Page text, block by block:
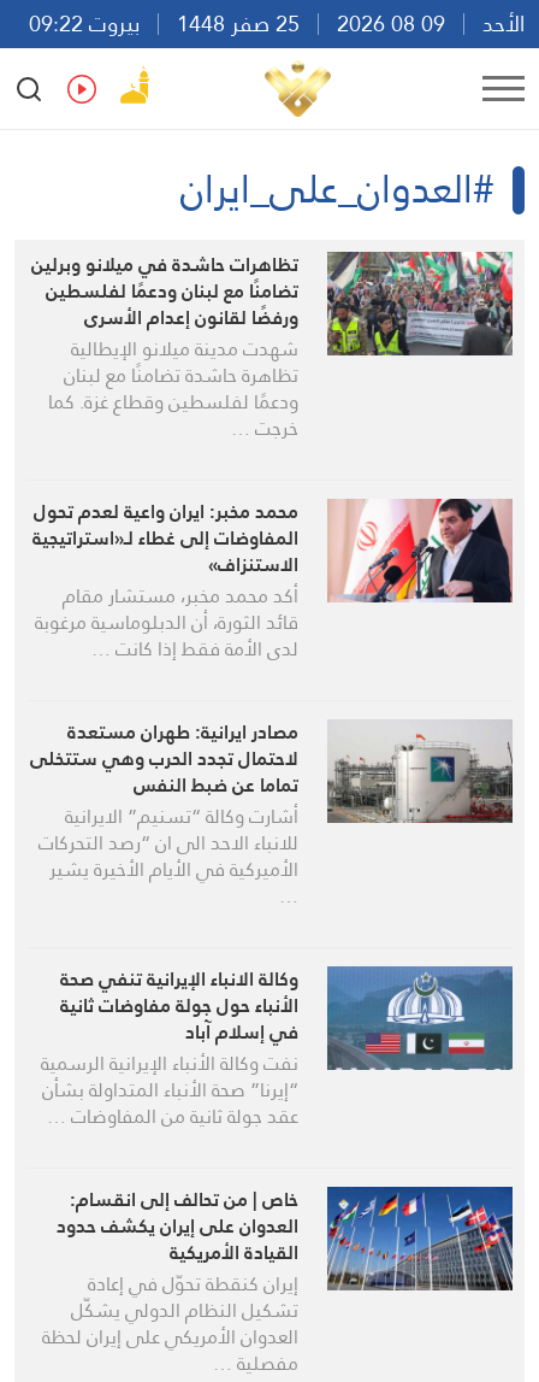
الأحد
بيروت 09:22
Ar
En Fr Es
#العدوان_على_ايران
تظاهرات حاشدة في ميلانو وبرلين
تضامنًا مع لبنان ودعمًا لفلسطين
ورفضًا لقانون إعدام الأسرى
شهدت مدينة ميلانو الإيطالية
تظاهرة حاشدة تضامنًا مع لبنان
ودعمًا لفلسطين وقطاع غزة. كما
خرجت …
محمد مخبر: ايران واعية لعدم تحول
المفاوضات إلى غطاء لـ«استراتيجية
الاستنزاف»
أكد محمد مخبر، مستشار مقام
قائد الثورة، أن الدبلوماسية مرغوبة
لدى الأمة فقط إذا كانت …
مصادر ايرانية: طهران مستعدة
لاحتمال تجدد الحرب وهي ستتخلى
تماما عن ضبط النفس
أشارت وكالة “تسنيم” الايرانية
للانباء الاحد الى ان “رصد التحركات
الأميركية في الأيام الأخيرة يشير
…
وكالة الانباء الإيرانية تنفي صحة
الأنباء حول جولة مفاوضات ثانية
في إسلام آباد
نفت وكالة الأنباء الإيرانية الرسمية
“إيرنا” صحة الأنباء المتداولة بشأن
عقد جولة ثانية من المفاوضات …
خاص | من تحالف إلى انقسام:
العدوان على إيران يكشف حدود
القيادة الأمريكية
إيران كنقطة تحوّل في إعادة
تشكيل النظام الدولي يشكّل
العدوان الأمريكي على إيران لحظة
مفصلية …